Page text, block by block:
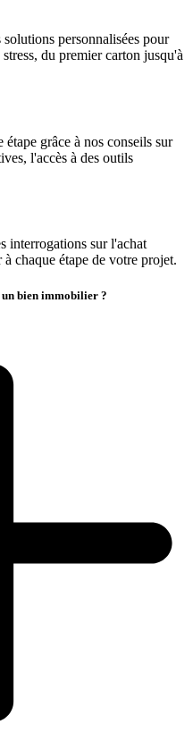
personnalisées pour
du premier carton jusqu'à
grâce à nos conseils sur
l'accès à des outils
interrogations sur l'achat
chaque étape de votre projet.
un bien immobilier ?